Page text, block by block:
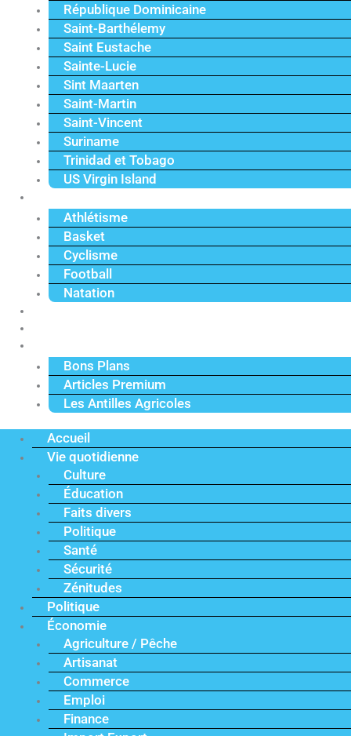
République Dominicaine
Saint-Barthélemy
Saint Eustache
Sainte-Lucie
Sint Maarten
Saint-Martin
Saint-Vincent
Suriname
Trinidad et Tobago
US Virgin Island
Athlétisme
Basket
Cyclisme
Football
Natation
Bons Plans
Articles Premium
Les Antilles Agricoles
Accueil
Vie quotidienne
Culture
Éducation
Faits divers
Politique
Santé
Sécurité
Zénitudes
Politique
Économie
Agriculture / Pêche
Artisanat
Commerce
Emploi
Finance